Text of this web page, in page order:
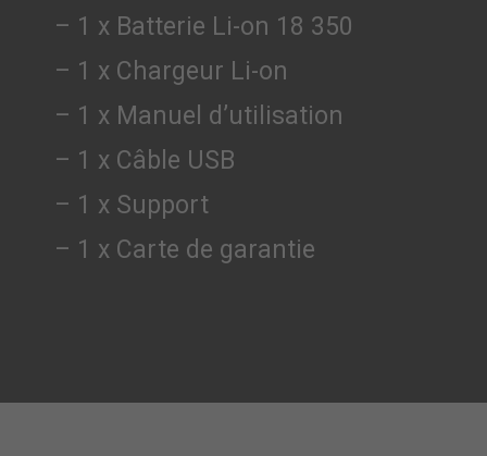
– 1 x Batterie Li-on 18 350
– 1 x Chargeur Li-on
– 1 x Manuel d’utilisation
– 1 x Câble USB
– 1 x Support
– 1 x Carte de garantie